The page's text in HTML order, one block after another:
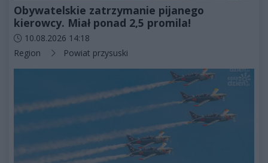
Obywatelskie zatrzymanie pijanego
kierowcy. Miał ponad 2,5 promila!
Data dodania artykułu:
10.08.2026 14:18
Kategorie artykułu:
Region Powiat przysuski